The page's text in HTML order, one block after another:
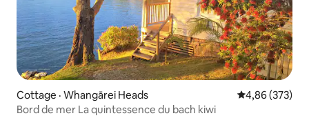
Cottage · Whangārei Heads Note
4,86 (373)
Bord de mer La quintessence du bach kiwi